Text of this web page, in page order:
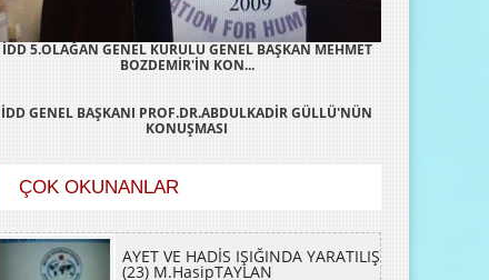
İDD 5.OLAĞAN GENEL KURULU GENEL BAŞKAN MEHMET
BOZDEMİR'İN KON...
İDD GENEL BAŞKANI PROF.DR.ABDULKADİR GÜLLÜ'NÜN
KONUŞMASI
ÇOK OKUNANLAR
AYET VE HADİS IŞIĞINDA YARATILIŞ
(23) M.HasipTAYLAN